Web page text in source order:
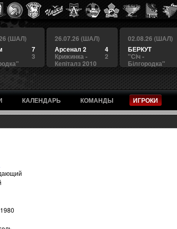
(ШАЛ)
7
3
26.07.26 (ШАЛ)
4
Арсенал 2
2
Крижинка -
Кепіталз 2010
02.08.26 (ШАЛ)
БЕРКУТ
"Сiч -
Білгородка"
КАЛЕНДАРЬ КОМАНДЫ ИГРОКИ